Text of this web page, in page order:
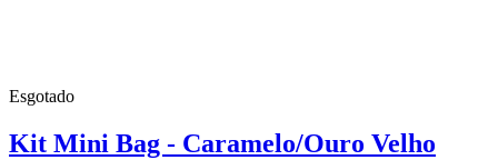
Esgotado
Kit Mini Bag - Caramelo/Ouro Velho